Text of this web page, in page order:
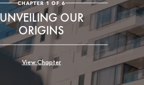
CHAPTER 1 OF 6
UNVEILING OUR
ORIGINS
View Chapter